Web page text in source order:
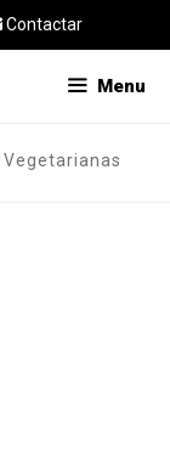
Contactar
Menu